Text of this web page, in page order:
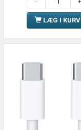
LÆG I KURV